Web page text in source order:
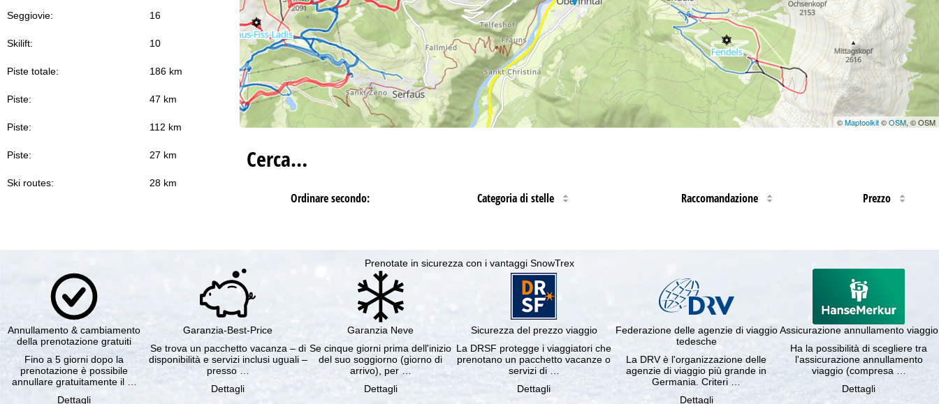
Seggiovie: 16
Skilift: 10
Piste totale: 186 km
Piste: 47 km
Piste: 112 km
Piste: 27 km
Ski routes: 28 km
©Maptoolkit©OSM, © OSM
Cerca…
Ordinare secondo: Categoria di stelle Raccomandazione Prezzo
Prenotate in sicurezza con i vantaggi SnowTrex
Annullamento & cambiamento
della prenotazione gratuiti
Fino a 5 giorni dopo la
prenotazione è possibile
annullare gratuitamente il …
Dettagli
Garanzia-Best-Price
Se trova un pacchetto vacanza – di
disponibilità e servizi inclusi uguali –
presso …
Dettagli
Garanzia Neve
Se cinque giorni prima dell'inizio
del suo soggiorno (giorno di
arrivo), per …
Dettagli
Sicurezza del prezzo viaggio
La DRSF protegge i viaggiatori che
prenotano un pacchetto vacanze o
servizi di …
Dettagli
Federazione delle agenzie di viaggio
tedesche
La DRV è l'organizzazione delle
agenzie di viaggio più grande in
Germania. Criteri …
Dettagli
Assicurazione annullamento viaggio
Ha la possibilità di scegliere tra
l'assicurazione annullamento
viaggio (compresa …
Dettagli